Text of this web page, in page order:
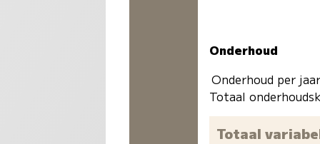
Onderhoud
Onderhoud per
Totaal
Totaal